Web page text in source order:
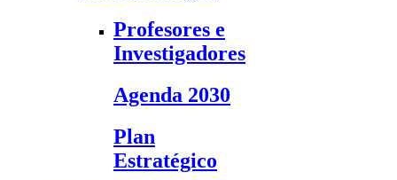
Profesores e
Investigadores
Agenda 2030
Plan
Estratégico